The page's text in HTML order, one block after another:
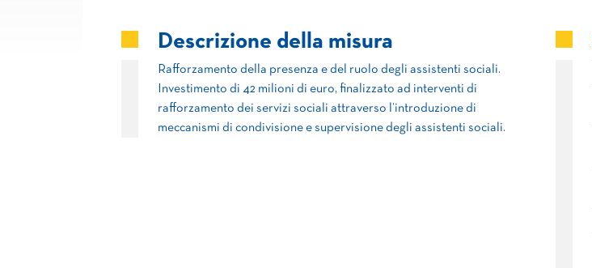
Descrizione della misura
Rafforzamento della presenza e del ruolo degli assistenti sociali.
Investimento di 42 milioni di euro, finalizzato ad interventi di
rafforzamento dei servizi sociali attraverso l’introduzione di
meccanismi di condivisione e supervisione degli assistenti sociali.